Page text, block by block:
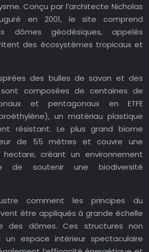
Conçu par l’architecte Nicholas
en 2001, le site comprend
dômes géodésiques, appelés
des écosystèmes tropicaux et
des bulles de savon et des
sont composées de centaines de
et pentagonaux en ETFE
un matériau plastique
résistant. Le plus grand biome
de 55 mètres et couvre une
hectare, créant un environnement
de soutenir une biodiversité
comment les principes du
être appliqués à grande échelle
des dômes. Ces structures non
un espace intérieur spectaculaire